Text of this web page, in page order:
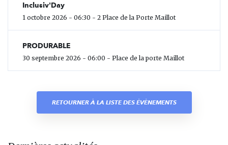
Inclusiv'Day
1 octobre 2026 - 06:30 - 2 Place de la Porte Maillot
PRODURABLE
30 septembre 2026 - 06:00 - Place de la porte Maillot
RETOURNER À LA LISTE DES ÉVÈNEMENTS